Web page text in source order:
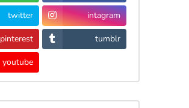
twitter intagram
pinterest tumblr
youtube